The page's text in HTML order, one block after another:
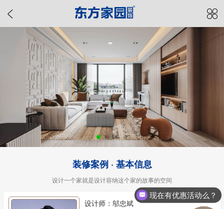
装修案例 · 基本信息
设计一个家就是设计容纳这个家的故事的空间
设计师：邬忠斌
现在有优惠活动么？